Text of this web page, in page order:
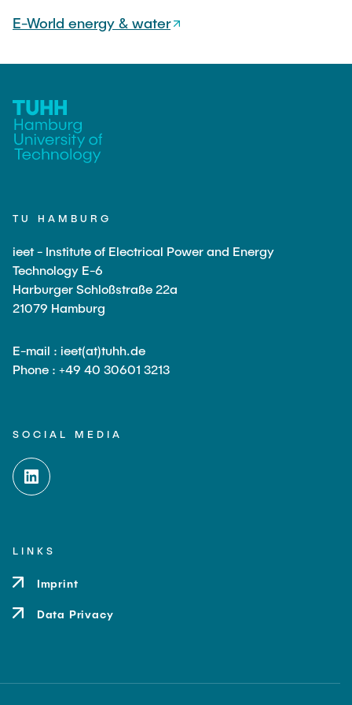
E-World energy & water
TU HAMBURG
ieet - Institute of Electrical Power and Energy
Technology E-6
Harburger Schloßstraße 22a
21079 Hamburg
E-mail : ieet(at)tuhh.de
Phone : +49 40 30601 3213
SOCIAL MEDIA
LINKS
Imprint
Data Privacy